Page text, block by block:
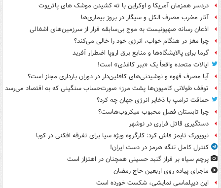
دردسر همزمان آمریکا و اوکراین با ته کشیدن موشک های پاتریوت
آثار مخرب مصرف الکل و سیگار در بروز بیماری‌ها
اذعان رسانه صهیونیست به موج بی‌سابقه فرار از سرزمین‌های اشغالی
چرا مغز در هنگام خواب، انرژی خود را خالی می‌کند؟
گرما برای پالایشگاه‌ها و منابع برق اروپا اضطرار آفرید
ایالات متحده واقعاً یک «ببر کاغذی» است!
آیا مصرف قهوه و نوشیدنی‌های کافئین‌دار در دوران بارداری مجاز است؟
توقف طولانی کامیون‌ها پشت مرز؛ صورت‌حساب سنگینی که به اقتصاد می‌رسد
حماقت ترامپ با ذخایر انرژی جهان چه کرد؟
چرا تابستان فصل محبوب میکروب‌هاست؟
دستگیری قاتل فراری در نوشهر
نیویورک تایمز فاش کرد: کارگروه ویژه سیا برای تفرقه افکنی در کوبا
کنترل کامل تنگه هرمز در دست ایران!
پرچم سیاه بر فراز گنبد حسینی همچنان در اهتزاز است
ماجرای پیاده روی اربعین حاج رمضان
این دیپلماسی نمایشی، شکست خورده است